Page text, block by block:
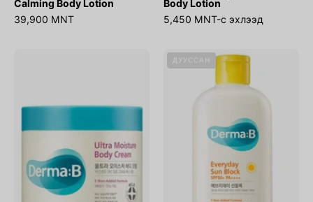
Calming Body Lotion
39,900 MNT
Body Lotion
5,450 MNT-с эхлээд
Moisture
Body
Cream
Everyday
Block
PA++++
ДУУССАН